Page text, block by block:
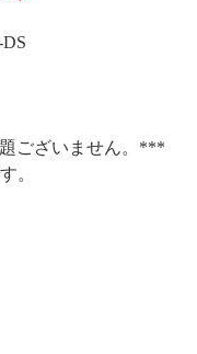
ございません。***
。